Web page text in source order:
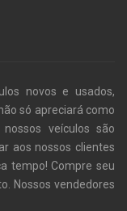
novos e usados,
só apreciará como
veículos são
aos nossos clientes
tempo! Compre seu
Nossos vendedores